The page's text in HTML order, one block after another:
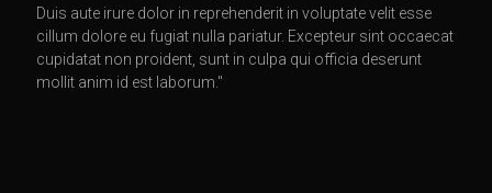
Duis aute irure dolor in reprehenderit in voluptate velit esse
cillum dolore eu fugiat nulla pariatur. Excepteur sint occaecat
cupidatat non proident, sunt in culpa qui officia deserunt
mollit anim id est laborum."